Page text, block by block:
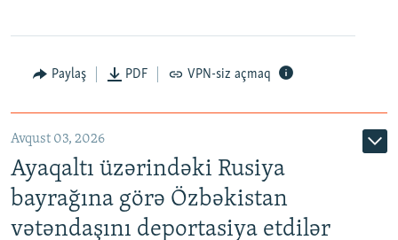
Paylaş PDF VPN-siz açmaq
Avqust 03, 2026
Ayaqaltı üzərindəki Rusiya
bayrağına görə Özbəkistan
vətəndaşını deportasiya etdilər